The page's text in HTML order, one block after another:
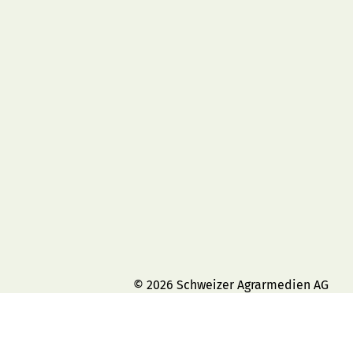
© 2026 Schweizer Agrarmedien AG